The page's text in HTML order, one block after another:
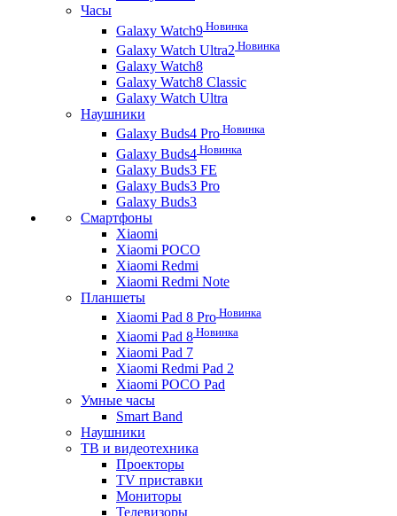
Часы
Galaxy Watch9 Новинка
Galaxy Watch Ultra2 Новинка
Galaxy Watch8
Galaxy Watch8 Classic
Galaxy Watch Ultra
Наушники
Galaxy Buds4 Pro Новинка
Galaxy Buds4 Новинка
Galaxy Buds3 FE
Galaxy Buds3 Pro
Galaxy Buds3
Смартфоны
Xiaomi
Xiaomi POCO
Xiaomi Redmi
Xiaomi Redmi Note
Планшеты
Xiaomi Pad 8 Pro Новинка
Xiaomi Pad 8 Новинка
Xiaomi Pad 7
Xiaomi Redmi Pad 2
Xiaomi POCO Pad
Умные часы
Smart Band
Наушники
ТВ и видеотехника
Проекторы
TV приставки
Мониторы
Телевизоры